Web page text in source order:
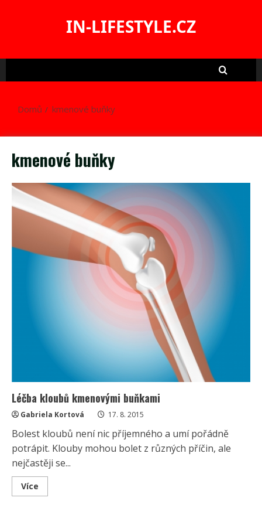
IN-LIFESTYLE.CZ
Domů kmenové buňky
kmenové buňky
Léčba kloubů kmenovými buňkami
Gabriela Kortová 17. 8. 2015
Bolest kloubů není nic příjemného a umí pořádně
potrápit. Klouby mohou bolet z různých příčin, ale
nejčastěji se...
Více
more